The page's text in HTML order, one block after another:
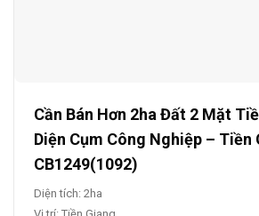
Cần Bán Hơn 2ha Đất 2 Mặt
Diện Cụm Công Nghiệp – Tiền
CB1249(1092)
Diện tích: 2ha